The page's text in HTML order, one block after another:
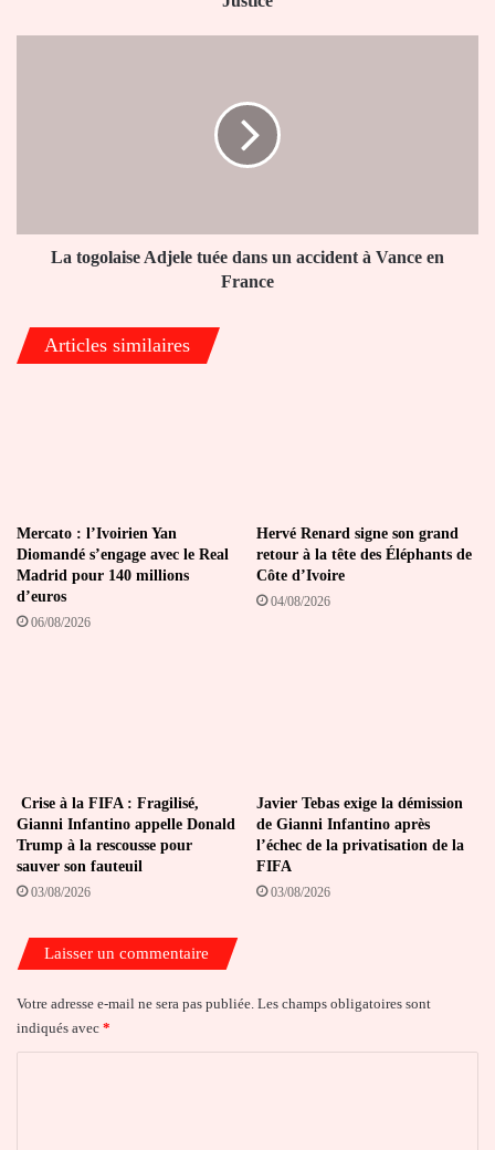
Vance
La togolaise Adjele tuée dans un accident à Vance en
France
Articles similaires
Mercato : l’Ivoirien Yan
Diomandé s’engage avec le Real
Madrid pour 140 millions
d’euros
06/08/2026
Hervé Renard signe son grand
retour à la tête des Éléphants de
Côte d’Ivoire
04/08/2026
Crise à la FIFA : Fragilisé,
Gianni Infantino appelle Donald
Trump à la rescousse pour
sauver son fauteuil
03/08/2026
Javier Tebas exige la démission
de Gianni Infantino après
l’échec de la privatisation de la
FIFA
03/08/2026
Laisser un commentaire
Votre adresse e-mail ne sera pas publiée. Les champs obligatoires sont
indiqués avec *